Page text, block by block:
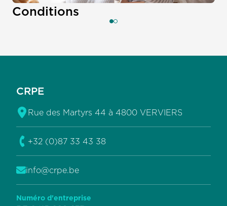
Conditions
CRPE
Voir l'adresse
Rue des Martyrs 44 à 4800 VERVIERS
sur Google Maps
Téléphoner au
+32 (0)87 33 43 38
Envoyer un mal à
info@crpe.be
Numéro d'entreprise